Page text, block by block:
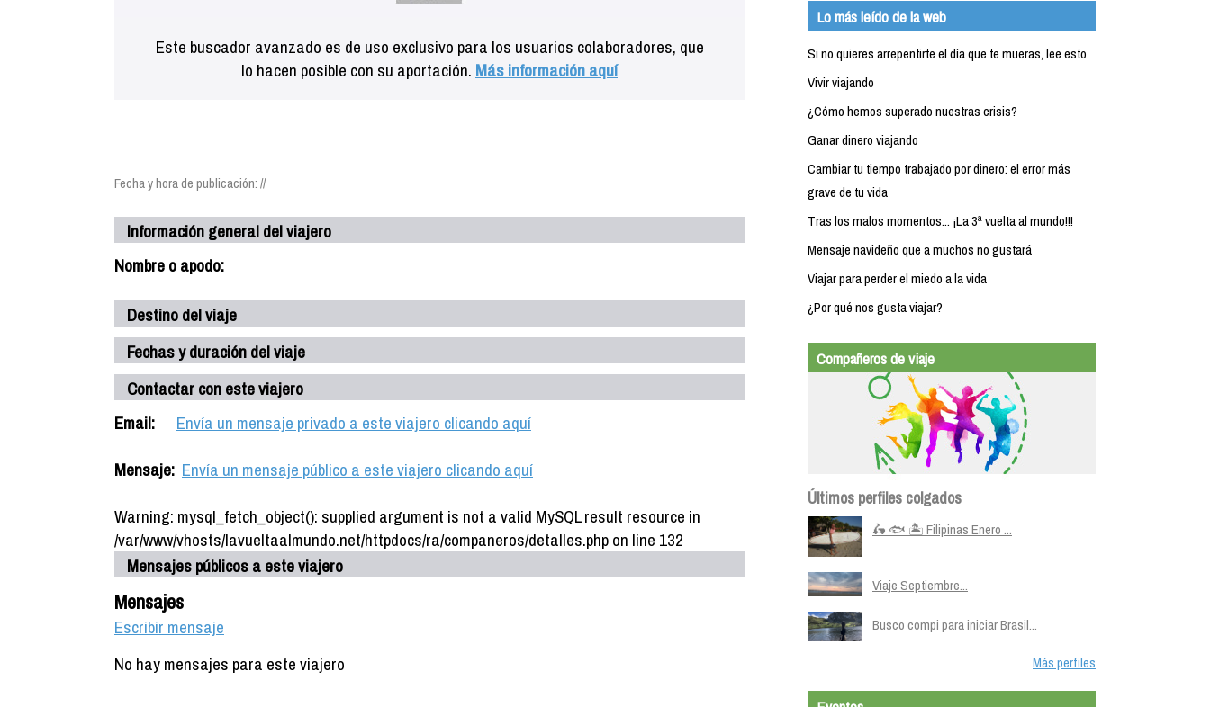
Este buscador avanzado es de uso exclusivo para los usuarios colaboradores, que
lo hacen posible con su aportación. Más información aquí
Fecha y hora de publicación: //
Información general del viajero
Nombre o apodo:
Destino del viaje
Fechas y duración del viaje
Contactar con este viajero
Email:
Envía un mensaje privado a este viajero clicando aquí
Mensaje: Envía un mensaje público a este viajero clicando aquí
Warning: mysql_fetch_object(): supplied argument is not a valid MySQL result resource in
/var/www/vhosts/lavueltaalmundo.net/httpdocs/ra/companeros/detalles.php on line 132
Mensajes públicos a este viajero
Mensajes
Escribir mensaje
No hay mensajes para este viajero
Lo más leído de la web
Si no quieres arrepentirte el día que te mueras, lee esto
Vivir viajando
¿Cómo hemos superado nuestras crisis?
Ganar dinero viajando
Cambiar tu tiempo trabajado por dinero: el error más
grave de tu vida
Tras los malos momentos... ¡La 3ª vuelta al mundo!!!
Mensaje navideño que a muchos no gustará
Viajar para perder el miedo a la vida
¿Por qué nos gusta viajar?
Compañeros de viaje
Últimos perfiles colgados
🛵 🐟 🏝️ Filipinas Enero ...
Viaje Septiembre...
Busco compi para iniciar Brasil...
Más perfiles